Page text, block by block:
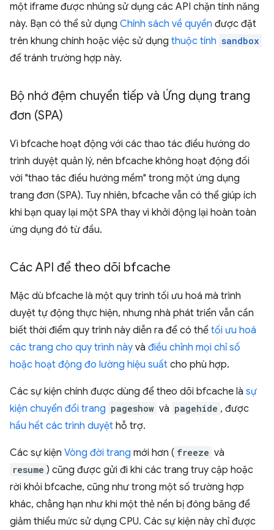
một iframe được nhúng sử dụng các API chặn tính năng
này. Bạn có thể sử dụng Chính sách về quyền được đặt
trên khung chính hoặc việc sử dụng thuộc tính sandbox
để tránh trường hợp này.
Bộ nhớ đệm chuyển tiếp và Ứng dụng trang
đơn (SPA)
Vì bfcache hoạt động với các thao tác điều hướng do
trình duyệt quản lý, nên bfcache không hoạt động đối
với "thao tác điều hướng mềm" trong một ứng dụng
trang đơn (SPA). Tuy nhiên, bfcache vẫn có thể giúp ích
khi bạn quay lại một SPA thay vì khởi động lại hoàn toàn
ứng dụng đó từ đầu.
Các API để theo dõi bfcache
Mặc dù bfcache là một quy trình tối ưu hoá mà trình
duyệt tự động thực hiện, nhưng nhà phát triển vẫn cần
biết thời điểm quy trình này diễn ra để có thể tối ưu hoá
các trang cho quy trình này và điều chỉnh mọi chỉ số
hoặc hoạt động đo lường hiệu suất cho phù hợp.
Các sự kiện chính được dùng để theo dõi bfcache là sự
kiện chuyển đổi trang pageshow và pagehide , được
hầu hết các trình duyệt hỗ trợ.
Các sự kiện Vòng đời trang mới hơn ( freeze và
resume ) cũng được gửi đi khi các trang truy cập hoặc
rời khỏi bfcache, cũng như trong một số trường hợp
khác, chẳng hạn như khi một thẻ nền bị đóng băng để
giảm thiểu mức sử dụng CPU. Các sự kiện này chỉ được